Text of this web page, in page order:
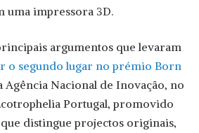
uma impressora 3D.
argumentos que levaram
o segundo lugar no prémio Born
Agência Nacional de Inovação, no
Portugal, promovido
distingue projectos originais,